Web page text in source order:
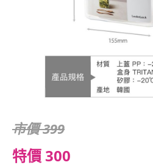
市價 399
特價 300